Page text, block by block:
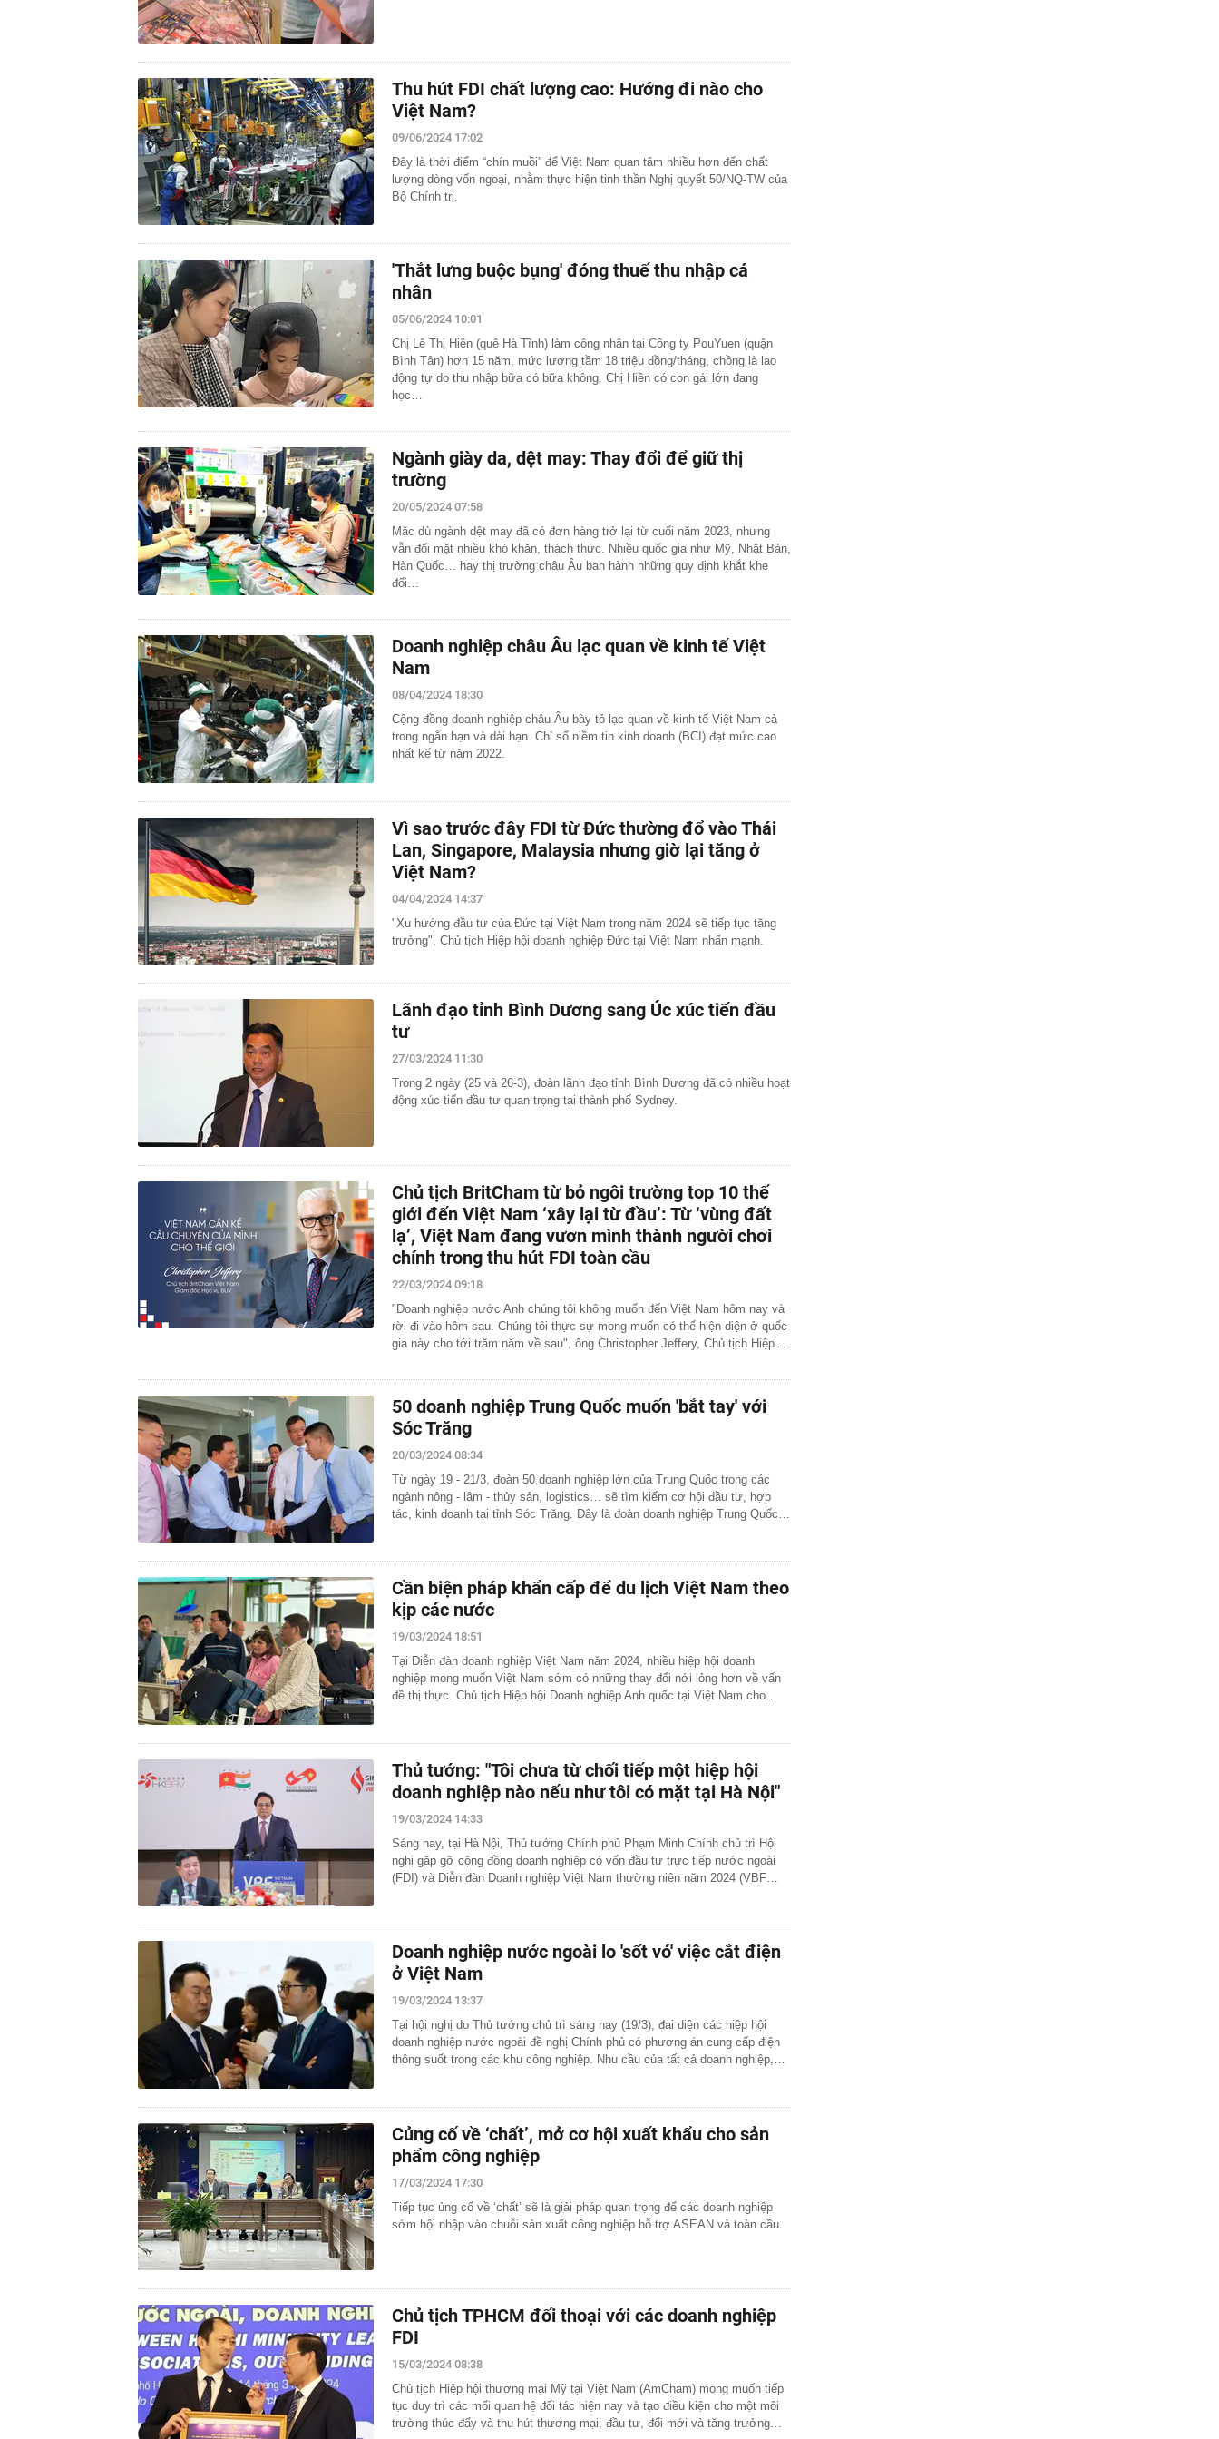
Thu hút FDI chất lượng cao: Hướng đi nào cho
Việt Nam?
09/06/2024 17:02
Đây là thời điểm “chín muồi” để Việt Nam quan tâm nhiều hơn đến chất
lượng dòng vốn ngoại, nhằm thực hiện tinh thần Nghị quyết 50/NQ-TW của
Bộ Chính trị.
'Thắt lưng buộc bụng' đóng thuế thu nhập cá
nhân
05/06/2024 10:01
Chị Lê Thị Hiền (quê Hà Tĩnh) làm công nhân tại Công ty PouYuen (quận
Bình Tân) hơn 15 năm, mức lương tầm 18 triệu đồng/tháng, chồng là lao
động tự do thu nhập bữa có bữa không. Chị Hiền có con gái lớn đang
học…
Ngành giày da, dệt may: Thay đổi để giữ thị
trường
20/05/2024 07:58
Mặc dù ngành dệt may đã có đơn hàng trở lại từ cuối năm 2023, nhưng
vẫn đối mặt nhiều khó khăn, thách thức. Nhiều quốc gia như Mỹ, Nhật Bản,
Hàn Quốc… hay thị trường châu Âu ban hành những quy định khắt khe
đối…
Doanh nghiệp châu Âu lạc quan về kinh tế Việt
Nam
08/04/2024 18:30
Cộng đồng doanh nghiệp châu Âu bày tỏ lạc quan về kinh tế Việt Nam cả
trong ngắn hạn và dài hạn. Chỉ số niềm tin kinh doanh (BCI) đạt mức cao
nhất kể từ năm 2022.
Vì sao trước đây FDI từ Đức thường đổ vào Thái
Lan, Singapore, Malaysia nhưng giờ lại tăng ở
Việt Nam?
04/04/2024 14:37
"Xu hướng đầu tư của Đức tại Việt Nam trong năm 2024 sẽ tiếp tục tăng
trưởng", Chủ tịch Hiệp hội doanh nghiệp Đức tại Việt Nam nhấn mạnh.
Lãnh đạo tỉnh Bình Dương sang Úc xúc tiến đầu
tư
27/03/2024 11:30
Trong 2 ngày (25 và 26-3), đoàn lãnh đạo tỉnh Bình Dương đã có nhiều hoạt
động xúc tiến đầu tư quan trọng tại thành phố Sydney.
Chủ tịch BritCham từ bỏ ngôi trường top 10 thế
giới đến Việt Nam ‘xây lại từ đầu’: Từ ‘vùng đất
lạ’, Việt Nam đang vươn mình thành người chơi
chính trong thu hút FDI toàn cầu
22/03/2024 09:18
"Doanh nghiệp nước Anh chúng tôi không muốn đến Việt Nam hôm nay và
rời đi vào hôm sau. Chúng tôi thực sự mong muốn có thể hiện diện ở quốc
gia này cho tới trăm năm về sau", ông Christopher Jeffery, Chủ tịch Hiệp…
50 doanh nghiệp Trung Quốc muốn 'bắt tay' với
Sóc Trăng
20/03/2024 08:34
Từ ngày 19 - 21/3, đoàn 50 doanh nghiệp lớn của Trung Quốc trong các
ngành nông - lâm - thủy sản, logistics… sẽ tìm kiếm cơ hội đầu tư, hợp
tác, kinh doanh tại tỉnh Sóc Trăng. Đây là đoàn doanh nghiệp Trung Quốc…
Cần biện pháp khẩn cấp để du lịch Việt Nam theo
kịp các nước
19/03/2024 18:51
Tại Diễn đàn doanh nghiệp Việt Nam năm 2024, nhiều hiệp hội doanh
nghiệp mong muốn Việt Nam sớm có những thay đổi nới lỏng hơn về vấn
đề thị thực. Chủ tịch Hiệp hội Doanh nghiệp Anh quốc tại Việt Nam cho…
Thủ tướng: "Tôi chưa từ chối tiếp một hiệp hội
doanh nghiệp nào nếu như tôi có mặt tại Hà Nội"
19/03/2024 14:33
Sáng nay, tại Hà Nội, Thủ tướng Chính phủ Phạm Minh Chính chủ trì Hội
nghị gặp gỡ cộng đồng doanh nghiệp có vốn đầu tư trực tiếp nước ngoài
(FDI) và Diễn đàn Doanh nghiệp Việt Nam thường niên năm 2024 (VBF…
Doanh nghiệp nước ngoài lo 'sốt vó' việc cắt điện
ở Việt Nam
19/03/2024 13:37
Tại hội nghị do Thủ tướng chủ trì sáng nay (19/3), đại diện các hiệp hội
doanh nghiệp nước ngoài đề nghị Chính phủ có phương án cung cấp điện
thông suốt trong các khu công nghiệp. Nhu cầu của tất cả doanh nghiệp,…
Củng cố về ‘chất’, mở cơ hội xuất khẩu cho sản
phẩm công nghiệp
17/03/2024 17:30
Tiếp tục ủng cố về ‘chất’ sẽ là giải pháp quan trọng để các doanh nghiệp
sớm hội nhập vào chuỗi sản xuất công nghiệp hỗ trợ ASEAN và toàn cầu.
Chủ tịch TPHCM đối thoại với các doanh nghiệp
FDI
15/03/2024 08:38
Chủ tịch Hiệp hội thương mại Mỹ tại Việt Nam (AmCham) mong muốn tiếp
tục duy trì các mối quan hệ đối tác hiện nay và tạo điều kiện cho một môi
trường thúc đẩy và thu hút thương mại, đầu tư, đổi mới và tăng trưởng…